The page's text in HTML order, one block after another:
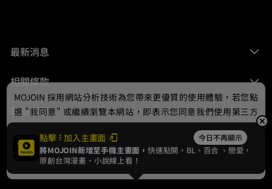
最新消息
相關條款
聯絡我們
© 2024 gamania Digital Entertainment Co., Ltd.
點擊 加入主畫面 今日不再顯示
將MOJOIN新增至手機主畫面，快速點開，BL、 百合 、戀愛，
原創台灣漫畫、小說線上看！
MOJOIN 採用網站分析技術為您帶來更優質的使用體驗，若您點
選 "我同意" 或繼續瀏覽本網站，即表示您同意我們使用第三方
Cookie，欲瞭解更多資訊請見隱私權政策。
我同意